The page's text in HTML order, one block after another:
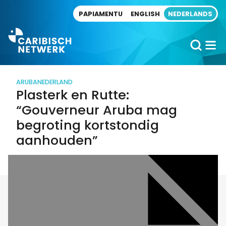
PAPIAMENTU ENGLISH NEDERLANDS
ARUBANEDERLAND
Plasterk en Rutte:
“Gouverneur Aruba mag
begroting kortstondig
aanhouden”